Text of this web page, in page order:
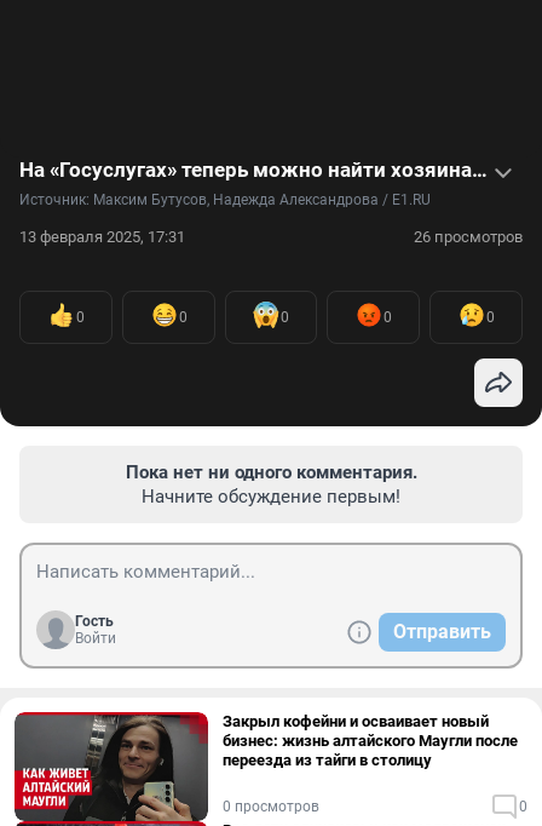
На «Госуслугах» теперь можно найти хозяина любой машины. В видео показываем, как работает эта функция
Источник: Максим Бутусов, Надежда Александрова / E1.RU
13 февраля 2025, 17:31 26 просмотров
0 0 0 0 0
Пока нет ни одного комментария.
Начните обсуждение первым!
Гость
Войти
Отправить
Закрыл кофейни и осваивает новый
бизнес: жизнь алтайского Маугли после
переезда из тайги в столицу
0 просмотров 0